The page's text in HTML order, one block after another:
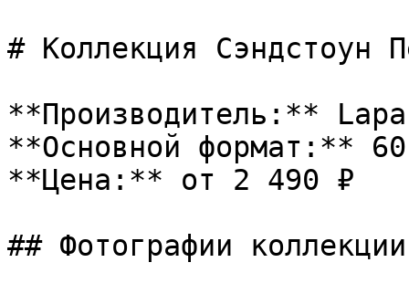
# Коллекция
**Производитель:**
**Основной формат:**
**Цена:** от 2 490 ₽
## Фотографии коллекции